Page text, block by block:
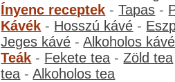
Ínyenc receptek -Tapas -
Kávék - Hosszú kávé -
Jeges kávé -Alkoholos kávé
Teák - Fekete tea -Zöld tea
tea -Alkoholos tea